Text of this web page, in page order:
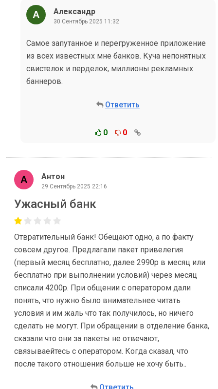
Александр
30 Сентябрь 2025 11:32
Самое запутанное и перегруженное приложение
из всех известных мне банков. Куча непонятных
свистелок и перделок, миллионы рекламных
баннеров.
Ответить
0 0
Антон
29 Сентябрь 2025 22:16
Ужасный банк
Отвратительный банк! Обещают одно, а по факту
совсем другое. Предлагали пакет привелегия
(первый месяц бесплатно, далее 2990р в месяц или
бесплатно при выполнении условий) через месяц
списали 4200р. При общении с оператором дали
понять, что нужно было внимательнее читать
условия и им жаль что так получилось, но ничего
сделать не могут. При обращении в отделение банка,
сказали что они за пакеты не отвечают,
связываейтесь с оператором. Когда сказал, что
после такого отношения больше не хочу быть..